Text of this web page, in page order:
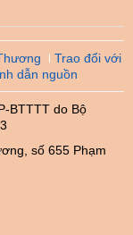
Trao đổi với
dẫn nguồn
BTTTT do Bộ
số 655 Phạm